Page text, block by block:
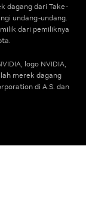
dagang dari Take-
undang-undang.
dari pemiliknya
logo NVIDIA,
merek dagang
di A.S. dan